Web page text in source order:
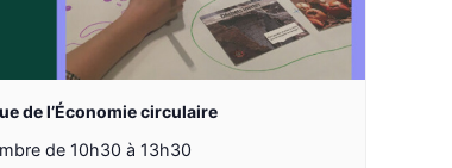
de l’Économie circulaire
de 10h30 à 13h30